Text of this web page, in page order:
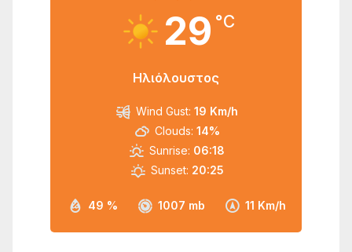
29 °C
Ηλιόλουστος
49 % 1007 mb 11 Km/h
Wind Gust: 19 Km/h
Clouds: 14%
Sunrise: 06:18
Sunset: 20:25